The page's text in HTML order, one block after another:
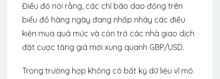
Điều đó nói rằng, các chỉ báo dao động trên
biểu đồ hàng ngày đang nhấp nháy các điều
kiện mua quá mức và cản trở các nhà giao dịch
đặt cược tăng giá mới xung quanh GBP/USD.
Trong trường hợp không có bất kỳ dữ liệu vĩ mô